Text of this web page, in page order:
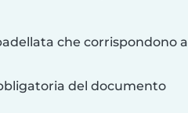
che corrispondono a
del documento